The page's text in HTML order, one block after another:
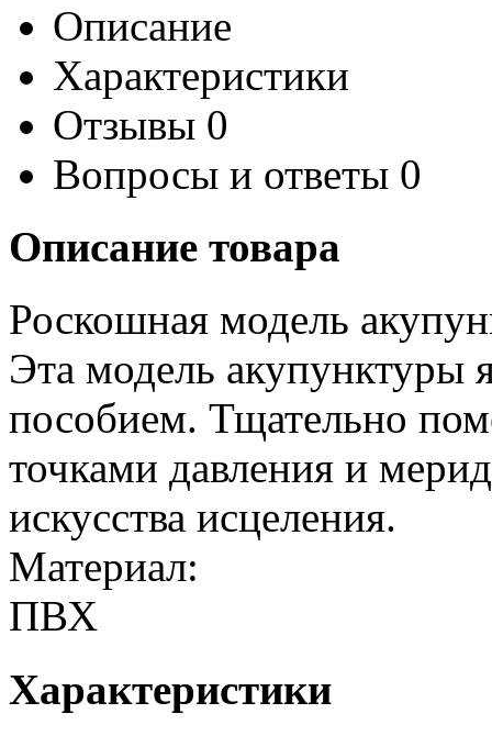
Описание
Характеристики
Отзывы 0
Вопросы и ответы 0
Описание товара
Роскошная модель
Эта модель акупунктуры
пособием. Тщательно
точками давления и
искусства исцеления.
Материал:
ПВХ
Характеристики